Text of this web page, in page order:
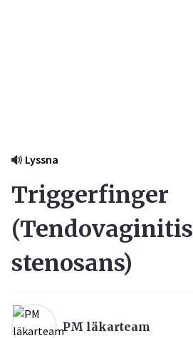
Lyssna
Triggerfinger
(Tendovaginitis
stenosans)
PM läkarteam